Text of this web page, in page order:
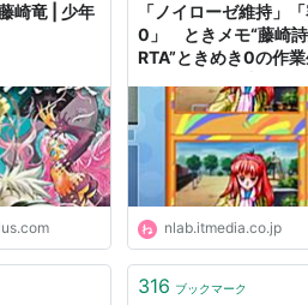
崎竜 | 少年
「ノイローゼ維持」
0」 ときメモ“藤崎
RTA”ときめき0の作業
（1/2） | ねとらぼ
nlab.itmedia.co.jp
316 ブックマーク